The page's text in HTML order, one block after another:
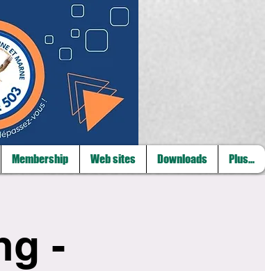
Membership Web sites Downloads Plus...
-